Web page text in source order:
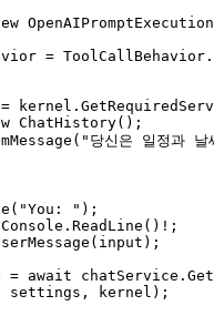
=
ChatHistory();
당신은 일정과 날
");
= await
settings, kernel);